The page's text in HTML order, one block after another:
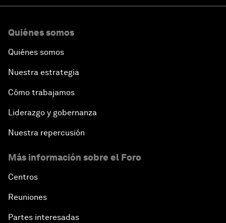
Quiénes somos
Quiénes somos
Nuestra estrategia
Cómo trabajamos
Liderazgo y gobernanza
Nuestra repercusión
Más información sobre el Foro
Centros
Reuniones
Partes interesadas